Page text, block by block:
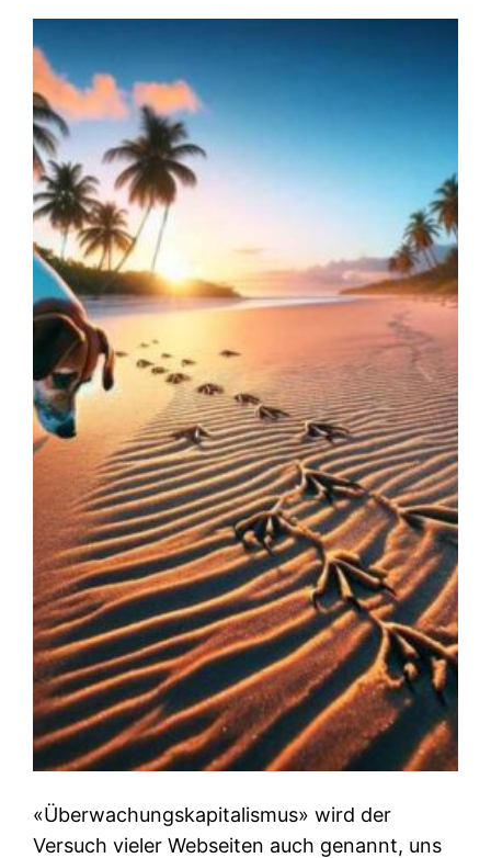
«Überwachungskapitalismus» wird der
Versuch vieler Webseiten auch genannt, uns